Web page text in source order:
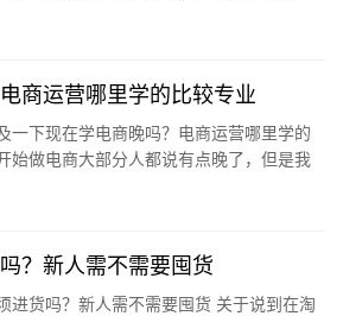
商运营哪里学的比较专业
一下现在学电商晚吗？电商运营哪里学的
始做电商大部分人都说有点晚了，但是我
？新人需不需要囤货
进货吗？新人需不需要囤货 关于说到在淘